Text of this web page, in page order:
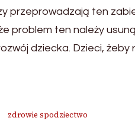
przeprowadzają ten
problem ten należy
dziecka. Dzieci,
zdrowie spodziectwo